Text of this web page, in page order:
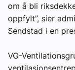
Annonsere i VVS
Kontakt oss
om å bli
oppfylt”, sier
Sendstad i en
VG-